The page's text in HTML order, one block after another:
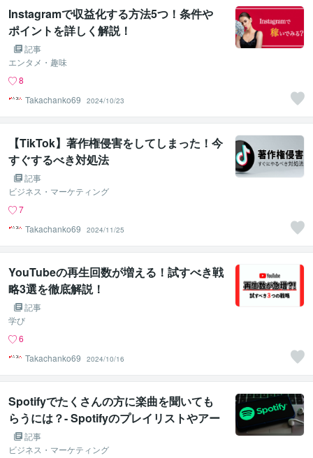
Instagramで収益化する方法5つ！条件や
ポイントを詳しく解説！
記事
エンタメ・趣味
8
Takachanko69
2024/10/23
【TikTok】著作権侵害をしてしまった！今
すぐするべき対処法
記事
ビジネス・マーケティング
7
Takachanko69
2024/11/25
YouTubeの再生回数が増える！試すべき戦
略3選を徹底解説！
記事
学び
6
Takachanko69
2024/10/16
Spotifyでたくさんの方に楽曲を聞いても
らうには？- Spotifyのプレイリストやアー
ティストページの活用方法 -
記事
ビジネス・マーケティング